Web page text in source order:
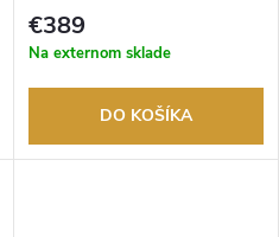
let. Až 100 dní na vrácení zboží.
Autorizovaný prodejce.
€389
Na externom sklade
DO KOŠÍKA